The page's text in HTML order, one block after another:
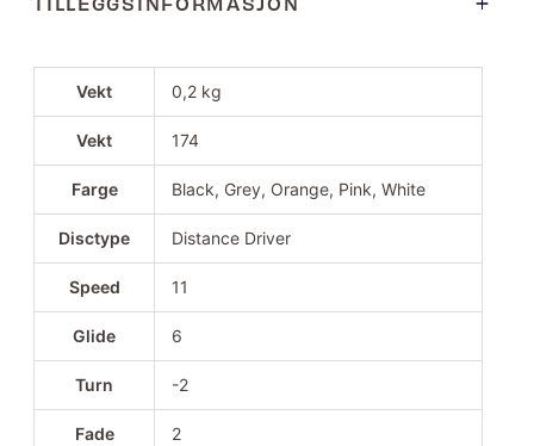
Vekt 0,2 kg
Vekt 174
Farge Black, Grey, Orange, Pink, White
Disctype Distance Driver
Speed 11
Glide 6
Turn -2
Fade 2